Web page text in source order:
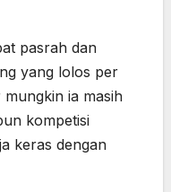
pasrah dan
yang lolos per
ia masih
kompetisi
keras dengan